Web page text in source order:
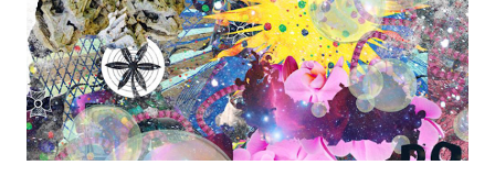
equilibra canções menos ou mais conhecidas, sem apelar
para a obviedade. Incluída na novela da TV Globo, ‘Babilônia’,
a irresistível ‘Tango do mal’ (Luciano Salvador Bahia) abre
os trabalhos. Sem papas na língua,...